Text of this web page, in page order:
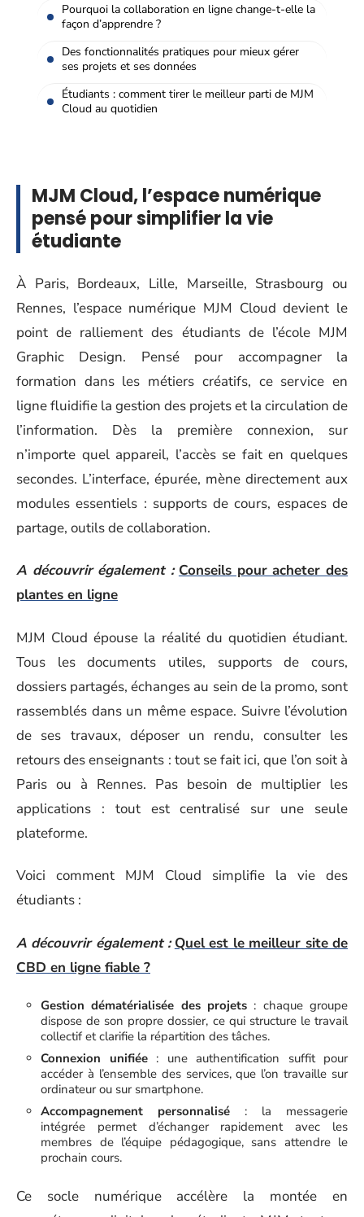
Pourquoi la collaboration en ligne change-t-elle la
façon d’apprendre ?
Des fonctionnalités pratiques pour mieux gérer
ses projets et ses données
Étudiants : comment tirer le meilleur parti de MJM
Cloud au quotidien
MJM Cloud, l’espace numérique
pensé pour simplifier la vie
étudiante
À Paris, Bordeaux, Lille, Marseille, Strasbourg ou
Rennes, l’espace numérique MJM Cloud devient le
point de ralliement des étudiants de l’école MJM
Graphic Design. Pensé pour accompagner la
formation dans les métiers créatifs, ce service en
ligne fluidifie la gestion des projets et la circulation de
l’information. Dès la première connexion, sur
n’importe quel appareil, l’accès se fait en quelques
secondes. L’interface, épurée, mène directement aux
modules essentiels : supports de cours, espaces de
partage, outils de collaboration.
A découvrir également : Conseils pour acheter des
plantes en ligne
MJM Cloud épouse la réalité du quotidien étudiant.
Tous les documents utiles, supports de cours,
dossiers partagés, échanges au sein de la promo, sont
rassemblés dans un même espace. Suivre l’évolution
de ses travaux, déposer un rendu, consulter les
retours des enseignants : tout se fait ici, que l’on soit à
Paris ou à Rennes. Pas besoin de multiplier les
applications : tout est centralisé sur une seule
plateforme.
Voici comment MJM Cloud simplifie la vie des
étudiants :
A découvrir également : Quel est le meilleur site de
CBD en ligne fiable ?
Gestion dématérialisée des projets : chaque groupe
dispose de son propre dossier, ce qui structure le travail
collectif et clarifie la répartition des tâches.
Connexion unifiée: une authentification suffit pour
accéder à l’ensemble des services, que l’on travaille sur
ordinateur ou sur smartphone.
Accompagnement personnalisé : la messagerie
intégrée permet d’échanger rapidement avec les
membres de l’équipe pédagogique, sans attendre le
prochain cours.
Ce socle numérique accélère la montée en